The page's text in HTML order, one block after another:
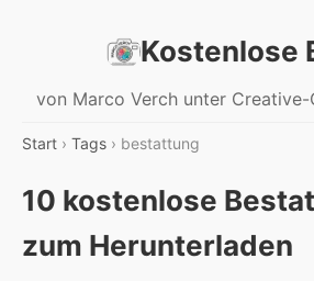
Kostenlose
von Marco Verch unter
Start › Tags › bestattung
10 kostenlose
zum Herunterladen